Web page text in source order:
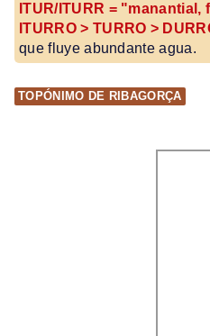
ITUR/ITURR =
ITURRO > TURRO >
que fluye abundante agua.
TOPÓNIMO DE RIBAGORÇA